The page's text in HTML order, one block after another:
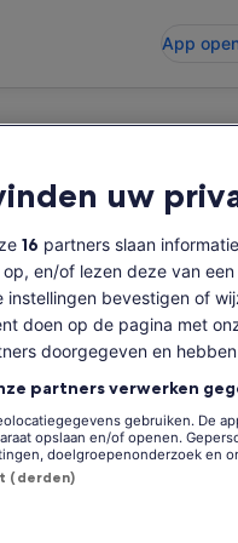
App
uw
16 partners slaan
en/of lezen deze van
instellingen bevestigen of
doen op de pagina met
doorgegeven en
partners verwerken
gebruiken. De
opslaan en/of openen.
doelgroepenonderzoek en
(derden)